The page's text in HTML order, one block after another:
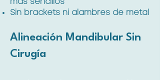
más sencillos
Sin brackets ni alambres de metal
Alineación Mandibular Sin
Cirugía